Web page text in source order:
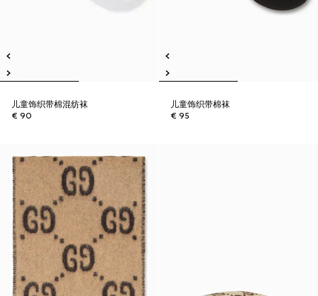
儿童饰织带棉混纺袜
€ 90
儿童饰织带棉袜
€ 95